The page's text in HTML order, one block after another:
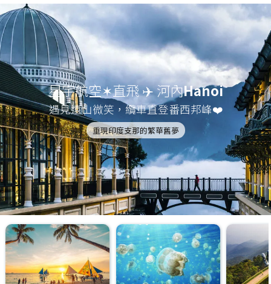
星宇航空✶直飛 ✈️ 河內Hanoi
遇見遠山微笑，纜車直登番西邦峰❤️
重現印度支那的繁華舊夢